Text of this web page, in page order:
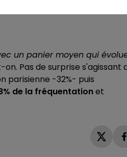
au pas des chevaux
un panier moyen qui
Pas de surprise s'agissant
parisienne -32%- puis
de la fréquentationet